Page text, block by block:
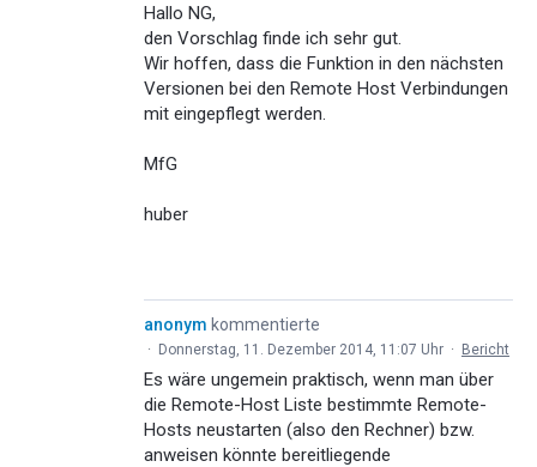
Hallo NG,
den Vorschlag finde ich sehr gut.
Wir hoffen, dass die Funktion in den nächsten
Versionen bei den Remote Host Verbindungen
mit eingepflegt werden.
MfG
huber
anonym kommentierte
· Donnerstag, 11. Dezember 2014, 11:07 Uhr · Bericht
Es wäre ungemein praktisch, wenn man über
die Remote-Host Liste bestimmte Remote-
Hosts neustarten (also den Rechner) bzw.
anweisen könnte bereitliegende